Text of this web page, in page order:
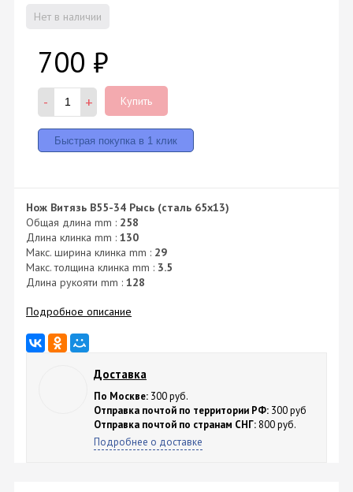
Нет в наличии
700 ₽
- + Купить
Нож Витязь B55-34 Рысь (сталь 65х13)
Общая длина mm : 258
Длина клинка mm : 130
Макс. ширина клинка mm : 29
Макс. толщина клинка mm : 3.5
Длина рукояти mm : 128
Подробное описание
Доставка
По Москве: 300 руб.
Отправка почтой по территории РФ: 300 руб
Отправка почтой по странам СНГ: 800 руб.
Подробнее о доставке